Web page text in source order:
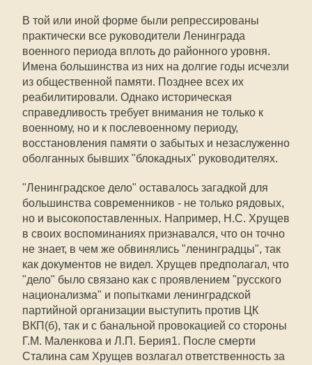
В той или иной форме были репрессированы
практически все руководители Ленинграда
военного периода вплоть до районного уровня.
Имена большинства из них на долгие годы исчезли
из общественной памяти. Позднее всех их
реабилитировали. Однако историческая
справедливость требует внимания не только к
военному, но и к послевоенному периоду,
восстановления памяти о забытых и незаслуженно
оболганных бывших "блокадных" руководителях.
"Ленинградское дело" оставалось загадкой для
большинства современников - не только рядовых,
но и высокопоставленных. Например, Н.С. Хрущев
в своих воспоминаниях признавался, что он точно
не знает, в чем же обвинялись "ленинградцы", так
как документов не видел. Хрущев предполагал, что
"дело" было связано как с проявлением "русского
национализма" и попытками ленинградской
партийной организации выступить против ЦК
ВКП(б), так и с банальной провокацией со стороны
Г.М. Маленкова и Л.П. Берия1. После смерти
Сталина сам Хрущев возлагал ответственность за